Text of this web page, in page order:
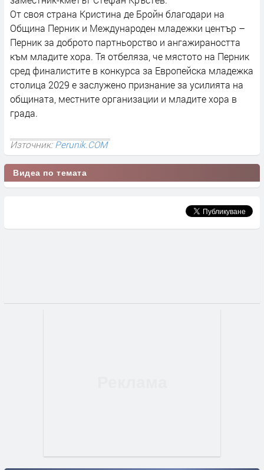
От своя страна Кристина де Бройн благодари на
Община Перник и Международен младежки център –
Перник за доброто партньорство и ангажираността
към младите хора. Тя отбеляза, че мястото на Перник
сред финалистите в конкурса за Европейска младежка
столица 2029 е заслужено признание за усилията на
общината, местните организации и младите хора в
града.
Източник:Perunik.COM
Видеа по темата